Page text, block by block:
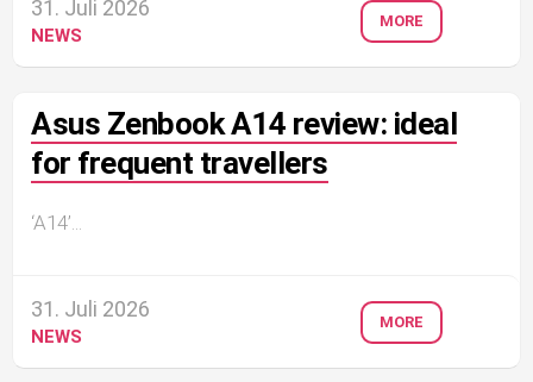
31. Juli 2026
NEWS
MORE
Asus Zenbook A14 review: ideal
for frequent travellers
‘A14’...
31. Juli 2026
NEWS
MORE